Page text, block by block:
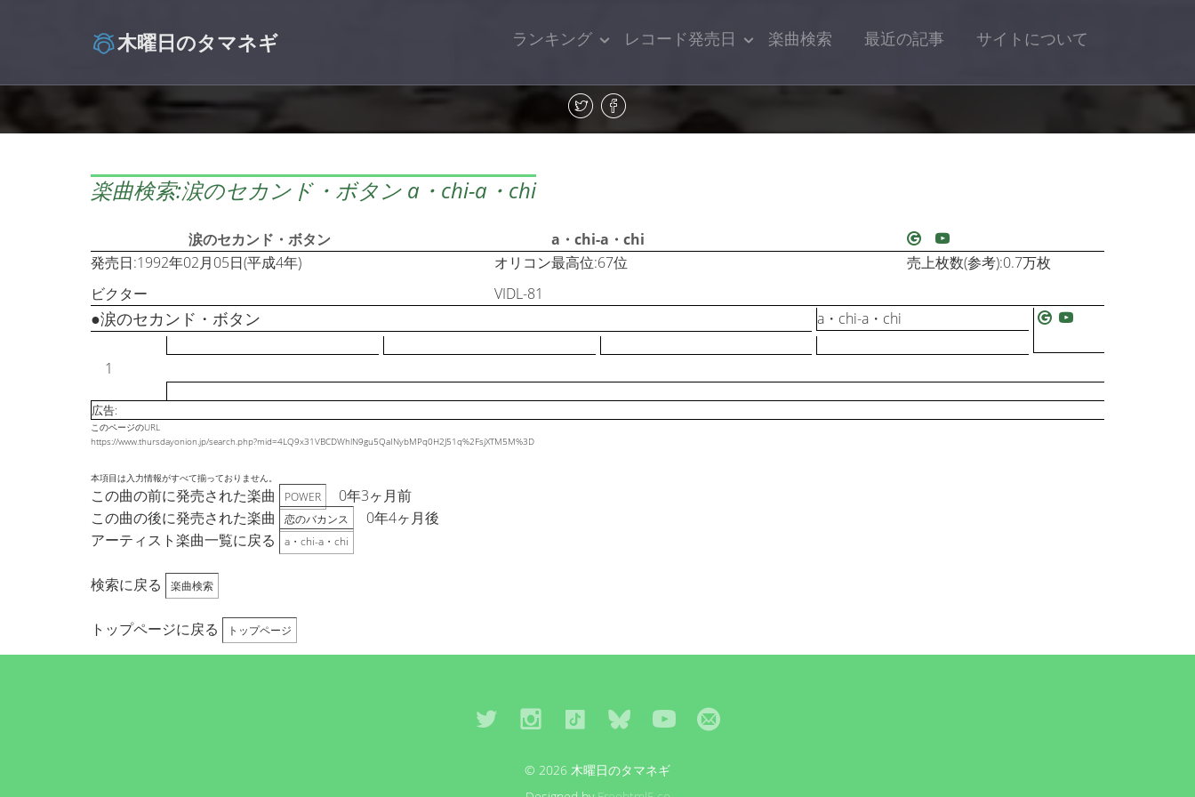
木曜日のタマネギ ランキング レコード発売日 楽曲検索 最近の記事 サイトについて
楽曲検索:涙のセカンド・ボタン a・chi-a・chi
涙のセカンド・ボタン
a・chi-a・chi
発売日:1992年02月05日(平成4年)
オリコン最高位:67位
売上枚数(参考):0.7万枚
ビクター
VIDL-81
1
●涙のセカンド・ボタン a・chi-a・chi
広告:
このページのURL
https://www.thursdayonion.jp/search.php?mid=4LQ9x31VBCDWhlN9gu5QaINybMPq0H2J51q%2FsjXTM5M%3D
本項目は入力情報がすべて揃っておりません。
この曲の前に発売された楽曲 POWER
0年3ヶ月前
この曲の後に発売された楽曲
恋のバカンス
0年4ヶ月後
アーティスト楽曲一覧に戻る
a・chi-a・chi
検索に戻る 楽曲検索
トップページに戻る トップページ
© 2026 木曜日のタマネギ